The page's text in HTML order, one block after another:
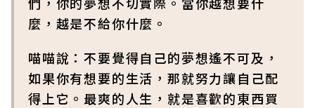
麼，越是不給你什麼。
喵喵說：不要覺得自己的夢想遙不可及，
如果你有想要的生活，那就努力讓自己配
得上它。最爽的人生，就是喜歡的東西買